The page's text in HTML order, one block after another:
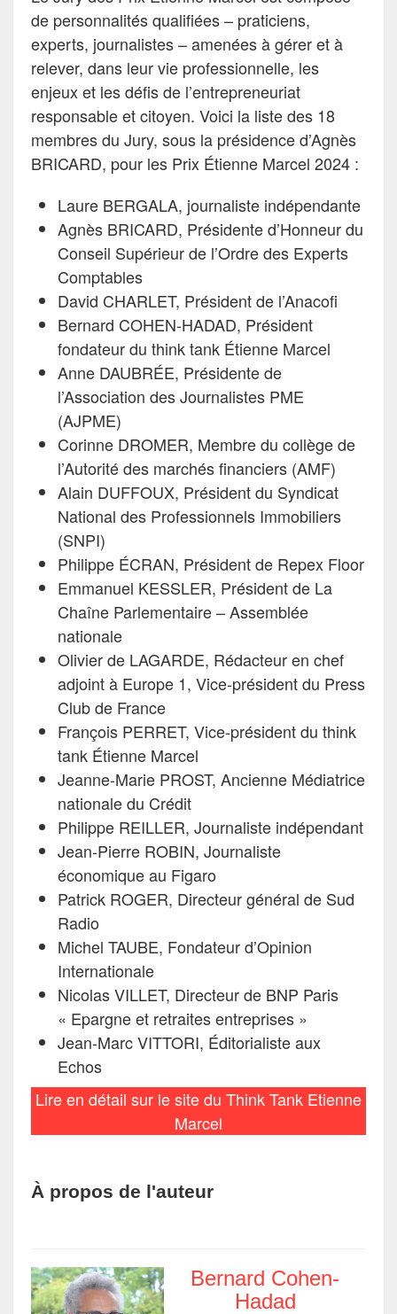
de personnalités qualifiées – praticiens,
experts, journalistes – amenées à gérer et à
relever, dans leur vie professionnelle, les
enjeux et les défis de l’entrepreneuriat
responsable et citoyen. Voici la liste des 18
membres du Jury, sous la présidence d’Agnès
BRICARD, pour les Prix Étienne Marcel 2024 :
Laure BERGALA, journaliste indépendante
Agnès BRICARD, Présidente d’Honneur du
Conseil Supérieur de l’Ordre des Experts
Comptables
David CHARLET, Président de l’Anacofi
Bernard COHEN-HADAD, Président
fondateur du think tank Étienne Marcel
Anne DAUBRÉE, Présidente de
l’Association des Journalistes PME
(AJPME)
Corinne DROMER, Membre du collège de
l’Autorité des marchés financiers (AMF)
Alain DUFFOUX, Président du Syndicat
National des Professionnels Immobiliers
(SNPI)
Philippe ÉCRAN, Président de Repex Floor
Emmanuel KESSLER, Président de La
Chaîne Parlementaire – Assemblée
nationale
Olivier de LAGARDE, Rédacteur en chef
adjoint à Europe 1, Vice-président du Press
Club de France
François PERRET, Vice-président du think
tank Étienne Marcel
Jeanne-Marie PROST, Ancienne Médiatrice
nationale du Crédit
Philippe REILLER, Journaliste indépendant
Jean-Pierre ROBIN, Journaliste
économique au Figaro
Patrick ROGER, Directeur général de Sud
Radio
Michel TAUBE, Fondateur d’Opinion
Internationale
Nicolas VILLET, Directeur de BNP Paris
« Epargne et retraites entreprises »
Jean-Marc VITTORI, Éditorialiste aux
Echos
Lire en détail sur le site du Think Tank Etienne
Marcel
À propos de l'auteur
Bernard Cohen-
Hadad